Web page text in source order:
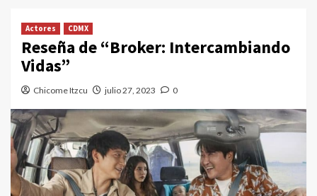
Actores CDMX
Reseña de “Broker: Intercambiando
Vidas”
Chicome Itzcu julio 27, 2023 0